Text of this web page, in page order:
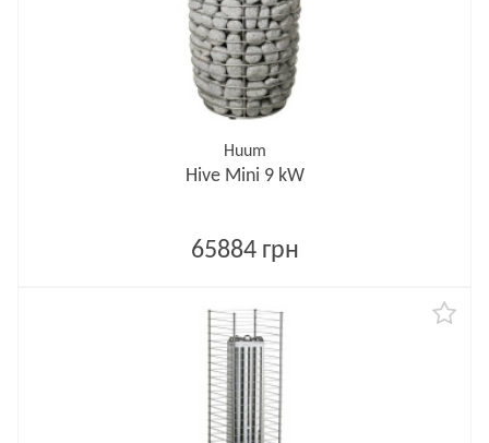
Huum
Hive Mini 9 kW
65884 грн